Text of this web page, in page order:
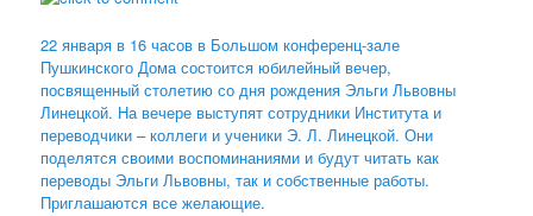
22 января в 16 часов в Большом конференц-зале
Пушкинского Дома состоится юбилейный вечер,
посвященный столетию со дня рождения Эльги Львовны
Линецкой. На вечере выступят сотрудники Института и
переводчики – коллеги и ученики Э. Л. Линецкой. Они
поделятся своими воспоминаниями и будут читать как
переводы Эльги Львовны, так и собственные работы.
Приглашаются все желающие.